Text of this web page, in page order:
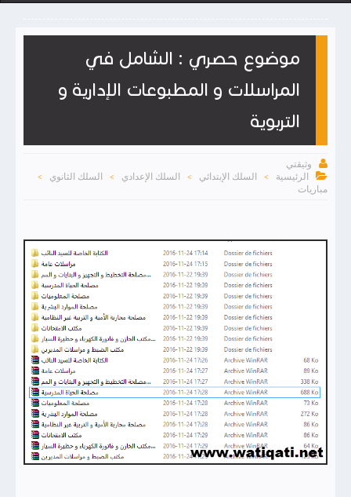
موضوع حصري : الشامل في
المراسلات و المطبوعات الإدارية و
التربوية

وثيقتي

الرئيسية > السلك الإبتدائي > السلك الإعدادي > السلك الثانوي >
مباريات